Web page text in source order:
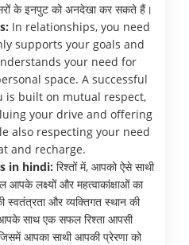
के इनपुट को अनदेखा कर सकते हैं।
In relationships, you need
supports your goals and
your need for
space. A successful
is built on mutual respect,
your drive and offering
also respecting your need
and recharge.
in hindi: रिश्तों में, आपको ऐसे साथी
लक्ष्यों और महत्वाकांक्षाओं का
स्वतंत्रता और व्यक्तिगत स्थान की
साथ एक सफल रिश्ता आपसी
आपका साथी आपकी प्रेरणा को